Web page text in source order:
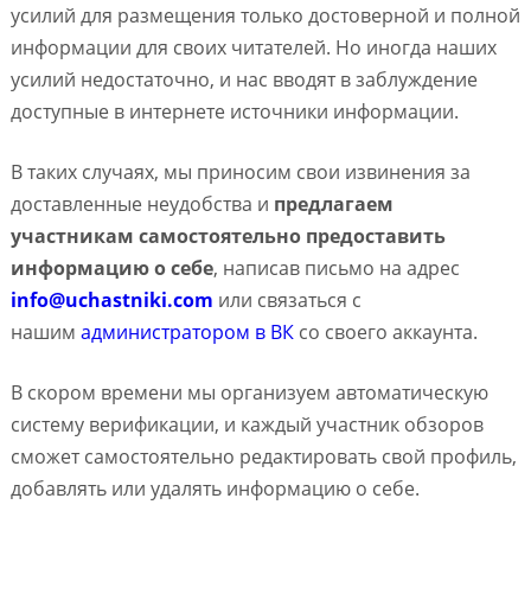
усилий для размещения только достоверной и полной
информации для своих читателей. Но иногда наших
усилий недостаточно, и нас вводят в заблуждение
доступные в интернете источники информации.
В таких случаях, мы приносим свои извинения за
доставленные неудобства и предлагаем
участникам самостоятельно предоставить
информацию о себе, написав письмо на адрес
info@uchastniki.com или связаться с
нашим администратором в ВКсо своего аккаунта.
В скором времени мы организуем автоматическую
систему верификации, и каждый участник обзоров
сможет самостоятельно редактировать свой профиль,
добавлять или удалять информацию о себе.